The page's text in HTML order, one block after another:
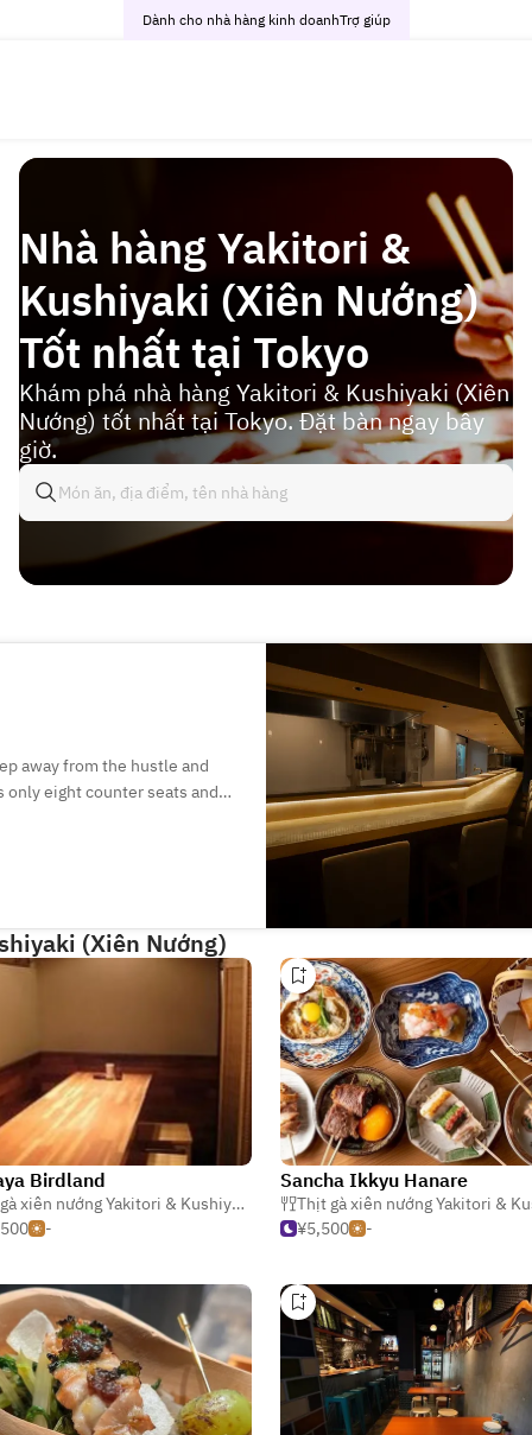
Dành cho nhà hàng kinh doanhTrợ giúp
Nhà hàng Yakitori &
Kushiyaki (Xiên Nướng)
Tốt nhất tại Tokyo
Khám phá nhà hàng Yakitori & Kushiyaki (Xiên
Nướng) tốt nhất tại Tokyo. Đặt bàn ngay bây
giờ.
away from the hustle and
only eight counter seats and
(Xiên Nướng)
dân (Quán nhậu Nhật)
Birdland
Thịt gà xiên nướng Yakitori & Kushiyaki Nhậu bình dân (Quán nhậu Nhật),
-
Sancha Ikkyu Hanare
¥5,500 -